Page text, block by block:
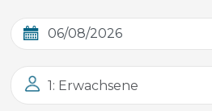
1: Erwachsene